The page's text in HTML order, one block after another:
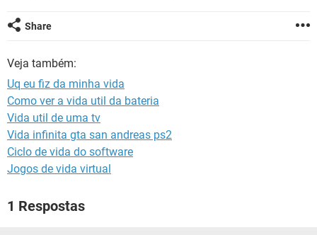
Share
Veja também:
Uq eu fiz da minha vida
Como ver a vida util da bateria
Vida util de uma tv
Vida infinita gta san andreas ps2
Ciclo de vida do software
Jogos de vida virtual
1 Respostas